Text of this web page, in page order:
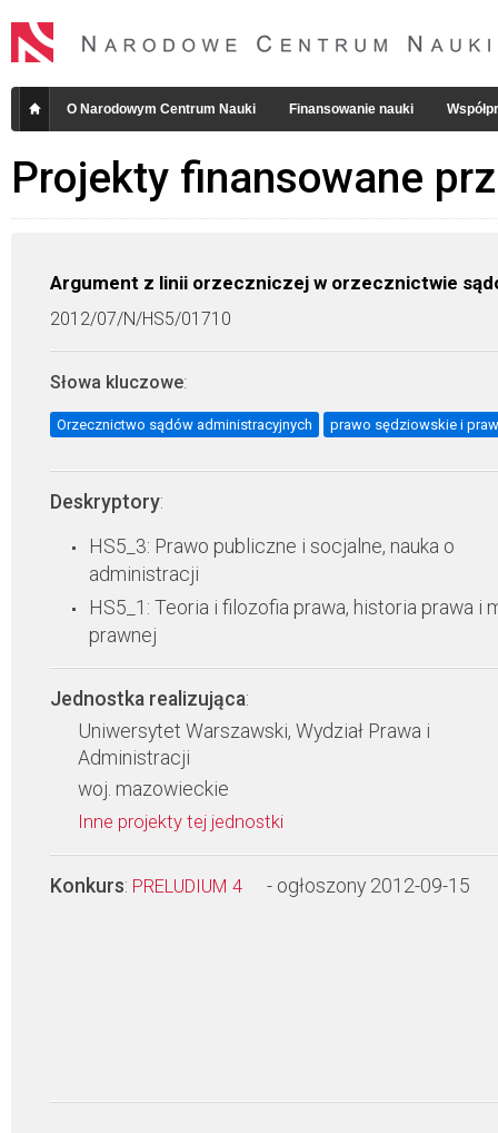
O Narodowym Centrum Nauki Finansowanie nauki
Projekty finansowane
Argument z linii orzeczniczej w orzecznictwie
2012/07/N/HS5/01710
Słowa kluczowe:
Orzecznictwo sądów administracyjnych prawo sędziowskie i
Deskryptory:
HS5_3: Prawo publiczne i socjalne, nauka o
administracji
HS5_1: Teoria i filozofia prawa, historia prawa i
prawnej
Jednostka realizująca:
Uniwersytet Warszawski, Wydział Prawa i
Administracji
woj. mazowieckie
Inne projekty tej jednostki
Konkurs: PRELUDIUM 4 - ogłoszony 2012-09-15